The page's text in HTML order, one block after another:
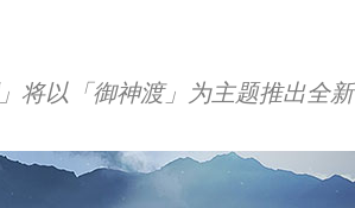
将以「御神渡」为主题推出全新